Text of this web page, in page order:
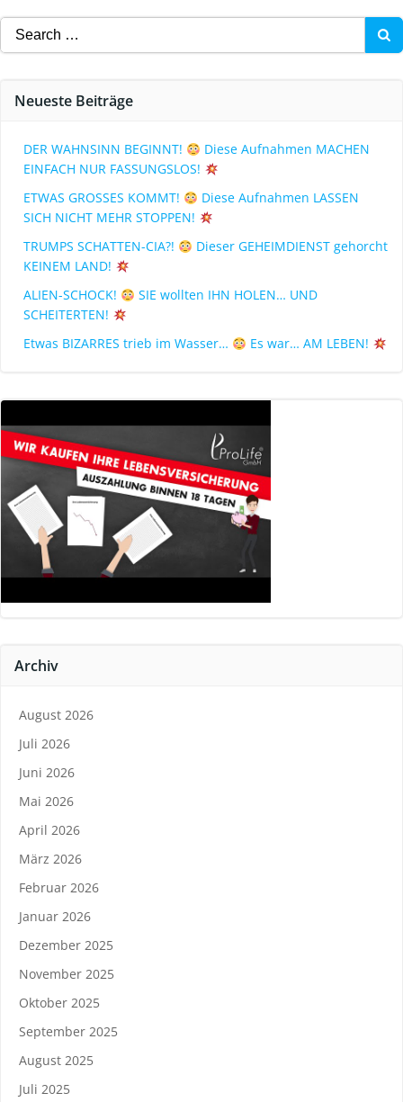
Neueste Beiträge
DER WAHNSINN BEGINNT!
Diese Aufnahmen MACHEN
EINFACH NUR FASSUNGSLOS!
ETWAS GROSSES KOMMT!
Diese Aufnahmen LASSEN
SICH NICHT MEHR STOPPEN!
TRUMPS SCHATTEN-CIA?!
Dieser GEHEIMDIENST gehorcht
KEINEM LAND!
ALIEN-SCHOCK!
SIE wollten IHN HOLEN… UND
SCHEITERTEN!
Etwas BIZARRES trieb im Wasser…
Es war… AM LEBEN!
Archiv
August 2026
Juli 2026
Juni 2026
Mai 2026
April 2026
März 2026
Februar 2026
Januar 2026
Dezember 2025
November 2025
Oktober 2025
September 2025
August 2025
Juli 2025